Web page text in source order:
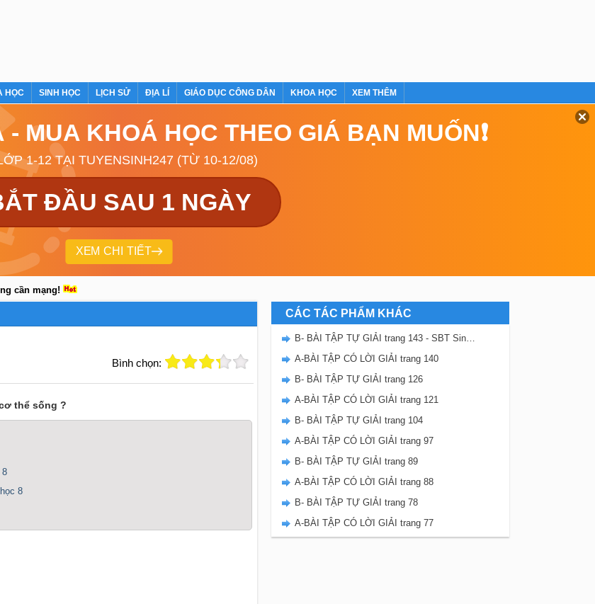
HỌC SINH HỌC LỊCH SỬ ĐỊA LÍ GIÁO DỤC CÔNG DÂN KHOA HỌC XEM THÊM
MUA KHOÁ HỌC THEO GIÁ BẠN MUỐN❗
1-12 TẠI TUYENSINH247 (TỪ 10-12/08)
ĐẦU SAU 1 NGÀY
XEM CHI TIẾT
cần mạng!
Bình chọn:
thể sống ?
8
8
CÁC TÁC PHẨM KHÁC
B- BÀI TẬP TỰ GIẢI trang 143 - SBT Sinh học 8
A-BÀI TẬP CÓ LỜI GIẢI trang 140
B- BÀI TẬP TỰ GIẢI trang 126
A-BÀI TẬP CÓ LỜI GIẢI trang 121
B- BÀI TẬP TỰ GIẢI trang 104
A-BÀI TẬP CÓ LỜI GIẢI trang 97
B- BÀI TẬP TỰ GIẢI trang 89
A-BÀI TẬP CÓ LỜI GIẢI trang 88
B- BÀI TẬP TỰ GIẢI trang 78
A-BÀI TẬP CÓ LỜI GIẢI trang 77